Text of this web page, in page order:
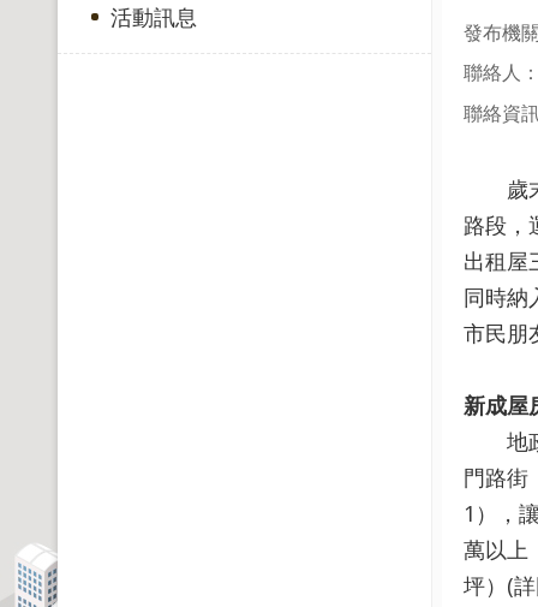
活動訊息
發布機
聯絡人
聯絡資
歲末
路段，
出租屋
同時納
市民朋
新成屋
地政
門路街
1），
萬以上
坪）(